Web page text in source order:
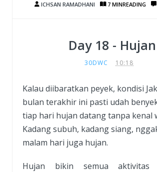
Day 18 - Hujan
30DWC 10:18
ICHSAN RAMADHANI 7 MINREADING
Kalau diibaratkan peyek, kondisi
bulan terakhir ini pasti udah
tiap hari hujan datang tanpa kenal
Kadang subuh, kadang siang,
malam hari juga hujan.
Hujan bikin semua aktivitas